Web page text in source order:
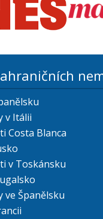
v Itálii
Costa Blanca
v Toskánsku
ve Španělsku